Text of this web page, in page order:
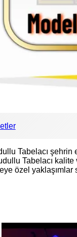
Tabelacı
Tabelacı kalite
özel